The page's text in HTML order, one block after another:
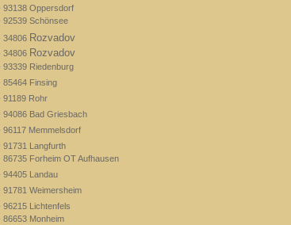
93138 Oppersdorf
92539 Schönsee
34806 Rozvadov
34806 Rozvadov
93339 Riedenburg
85464 Finsing
91189 Rohr
94086 Bad Griesbach
96117 Memmelsdorf
91731 Langfurth
86735 Forheim OT Aufhausen
94405 Landau
91781 Weimersheim
96215 Lichtenfels
86653 Monheim